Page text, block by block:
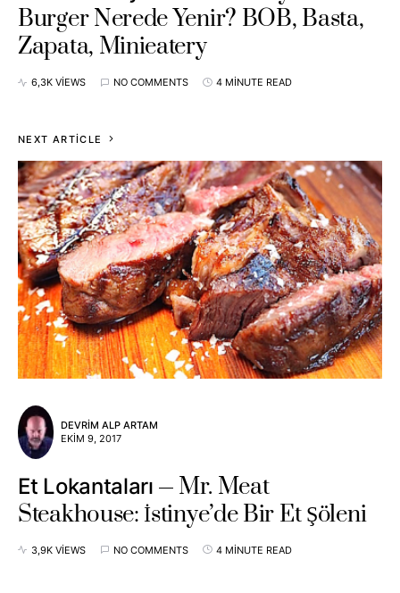
Burger Nerede Yenir? BOB, Basta,
Zapata, Minieatery
6,3K VIEWS NO COMMENTS 4 MINUTE READ
NEXT ARTICLE
DEVRIM ALP ARTAM
EKIM 9, 2017
Et Lokantaları
Mr. Meat
Steakhouse: İstinye’de Bir Et Şöleni
3,9K VIEWS NO COMMENTS 4 MINUTE READ